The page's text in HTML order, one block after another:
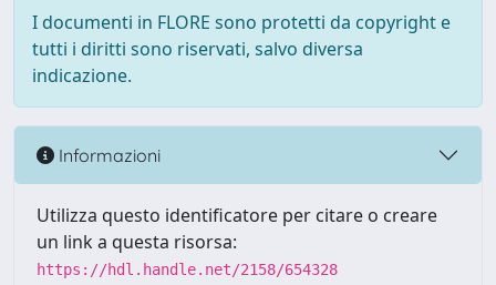
I documenti in FLORE sono protetti da copyright e
tutti i diritti sono riservati, salvo diversa
indicazione.
Informazioni
Utilizza questo identificatore per citare o creare
un link a questa risorsa:
https://hdl.handle.net/2158/654328